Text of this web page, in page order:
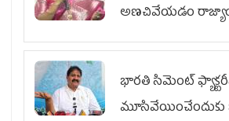
అణచివేయడం రాజ్యాంగ
విరుద్ధం
భారతి సిమెంట్
మూసివేయించేందుకు